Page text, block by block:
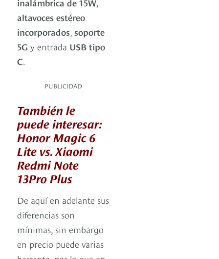
altavoces estéreo
incorporados, soporte
5G y entrada USB tipo
C.
PUBLICIDAD
También le
puede interesar:
Honor Magic 6
Lite vs. Xiaomi
Redmi Note
13Pro Plus
De aquí en adelante sus
diferencias son
mínimas, sin embargo
en precio puede varias